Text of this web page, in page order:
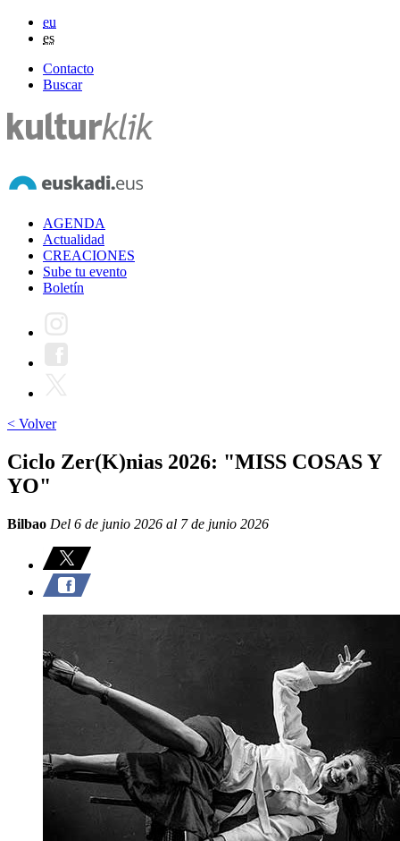
eu
es
Contacto
Buscar
AGENDA
Actualidad
CREACIONES
Sube tu evento
Boletín
< Volver
Ciclo Zer(K)nias 2026: "MISS COSAS Y
YO"
Bilbao Del 6 de junio 2026 al 7 de junio 2026